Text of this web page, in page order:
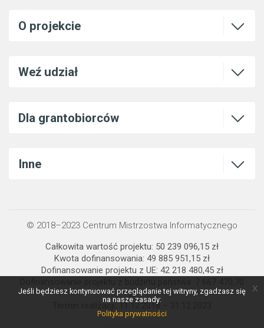
O projekcie Otwórz
Weź udział Otwórz
Dla grantobiorców Otwórz
Inne Otwórz
© 2018–2023 Centrum Mistrzostwa Informatycznego
Całkowita wartość projektu: 50 239 096,15 zł
Kwota dofinansowania: 49 885 951,15 zł
Dofinansowanie projektu z UE: 42 218 480,45 zł
zł
Termin realizacji: 11.12.2018 – 31.12.2023
Jeśli będziesz kontynuować przeglądanie tej witryny, zgadzasz się
na nasze zasady:
Polityka prywatności
x